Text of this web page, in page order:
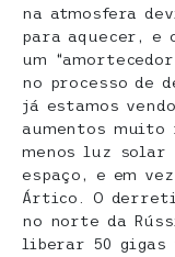
na atmosfera
para aquecer, e
um
no processo de
já estamos
aumentos muito
menos luz
espaço, e em
Ártico. O
no norte da
liberar 50 gigas